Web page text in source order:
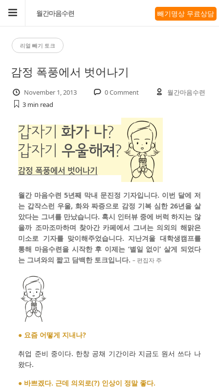
월간마음수련 빼기명상 무료상담
리얼 빼기 토크
감정 폭풍에서 벗어나기
November 1, 2013 0 Comment
월간마음수련
3 min read
월간 마음수련 5년째 막내 문진정 기자입니다. 이번 달에 저
는 갑작스런 우울, 화와 짜증으로 감정 기복 심한 26년을 살
았다는 그녀를 만났습니다. 혹시 인터뷰 중에 버럭 하지는 않
을까 조마조마하며 찾아간 카페에서 그녀는 의외의 해맑은
미소로 기자를 맞이해주었습니다. 지난겨울 대학생캠프를
통해 마음수련을 시작한 후 이제는 ‘별일 없이’ 살게 되었다
는 그녀와의 짧고 담백한 토크입니다.– 편집자 주
● 요즘 어떻게 지내나?
취업 준비 중이다. 한창 공채 기간이라 지금도 원서 쓰다 나
왔다.
● 바쁘겠다. 근데 의외로(?) 인상이 정말 좋다.